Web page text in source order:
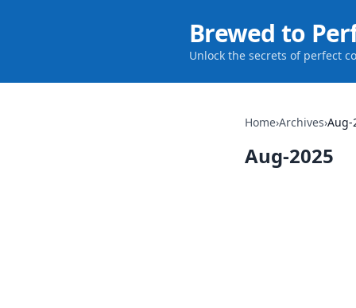
Brewed to
Unlock the secrets of perfect
Home›Archives›Aug-
Aug-2025